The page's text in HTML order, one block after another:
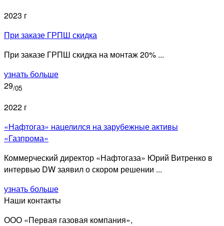
2023 г
При заказе ГРПШ скидка
При заказе ГРПШ скидка на монтаж 20% ...
узнать больше
29/05
2022 г
«Нафтогаз» нацелился на зарубежные активы
«Газпрома»
Коммерческий директор «Нафтогаза» Юрий Витренко в
интервью DW заявил о скором решении ...
узнать больше
Наши контакты
ООО «Первая газовая компания»,